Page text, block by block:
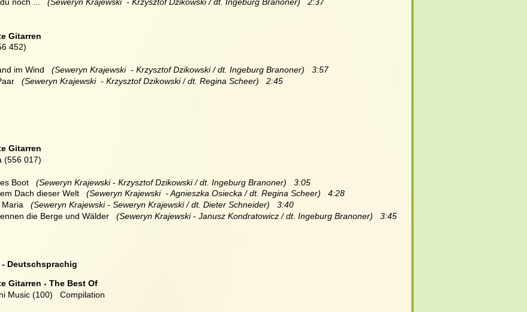
noch ... (Seweryn Krajewski  - Krzysztof Dzikowski / dt. Ingeburg Branoner)   2:37
Gitarren
452)
im Wind (Seweryn Krajewski  - Krzysztof Dzikowski / dt. Ingeburg Branoner)   3:57
(Seweryn Krajewski  - Krzysztof Dzikowski / dt. Regina Scheer)   2:45
Gitarren
(556 017)
Boot (Seweryn Krajewski - Krzysztof Dzikowski / dt. Ingeburg Branoner)   3:05
Dach dieser Welt
(Seweryn Krajewski  - Agnieszka Osiecka / dt. Regina Scheer)   4:28
Maria
(Seweryn Krajewski - Seweryn Krajewski / dt. Dieter Schneider)   3:40
die Berge und Wälder
   (Seweryn Krajewski - Janusz Kondratowicz / dt. Ingeburg Branoner)   3:45
Gitarren - The Best Of
Music (100)   Compilation
Deutschsprachig